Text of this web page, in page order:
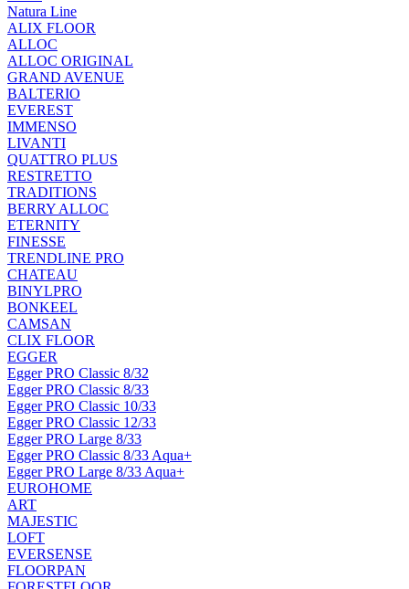
Natura Line
ALIX FLOOR
ALLOC
ALLOC ORIGINAL
GRAND AVENUE
BALTERIO
EVEREST
IMMENSO
LIVANTI
QUATTRO PLUS
RESTRETTO
TRADITIONS
BERRY ALLOC
ETERNITY
FINESSE
TRENDLINE PRO
CHATEAU
BINYLPRO
BONKEEL
CAMSAN
CLIX FLOOR
EGGER
Egger PRO Classic 8/32
Egger PRO Classic 8/33
Egger PRO Classic 10/33
Egger PRO Classic 12/33
Egger PRO Large 8/33
Egger PRO Classic 8/33 Aqua+
Egger PRO Large 8/33 Aqua+
EUROHOME
ART
MAJESTIC
LOFT
EVERSENSE
FLOORPAN